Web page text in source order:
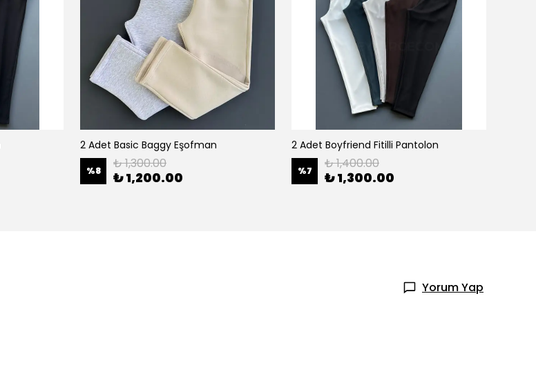
2 Adet Basic Baggy Eşofman
%8 ₺ 1,300.00
₺ 1,200.00
2 Adet Boyfriend Fitilli Pantolon
%7 ₺ 1,400.00
₺ 1,300.00
Yorum Yap